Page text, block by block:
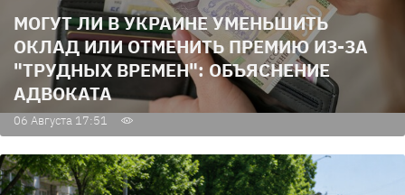
МОГУТ ЛИ В УКРАИНЕ УМЕНЬШИТЬ
ОКЛАД ИЛИ ОТМЕНИТЬ ПРЕМИЮ ИЗ-ЗА
"ТРУДНЫХ ВРЕМЕН": ОБЪЯСНЕНИЕ
АДВОКАТА
06 Августа 17:51